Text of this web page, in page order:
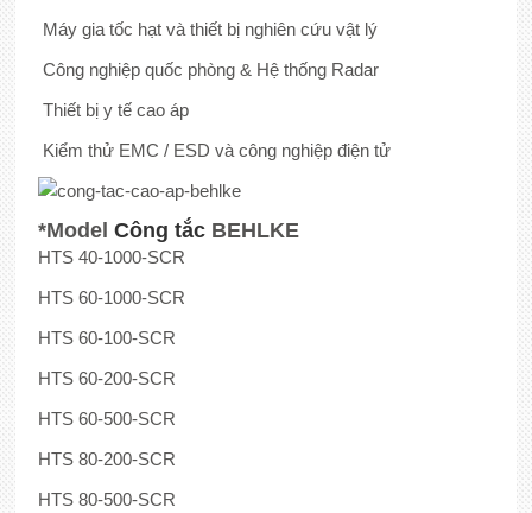
Máy gia tốc hạt và thiết bị nghiên cứu vật lý
Công nghiệp quốc phòng & Hệ thống Radar
Thiết bị y tế cao áp
Kiểm thử EMC / ESD và công nghiệp điện tử
*Model Công tắcBEHLKE
HTS 40-1000-SCR
HTS 60-1000-SCR
HTS 60-100-SCR
HTS 60-200-SCR
HTS 60-500-SCR
HTS 80-200-SCR
HTS 80-500-SCR